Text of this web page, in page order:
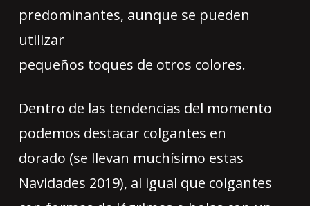
predominantes, aunque se pueden
utilizar
pequeños toques de otros colores.
Dentro de las tendencias del momento
podemos destacar colgantes en
dorado (se llevan muchísimo estas
Navidades 2019), al igual que colgantes